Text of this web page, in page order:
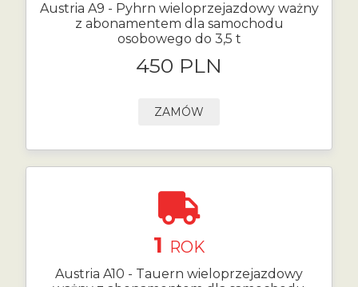
Austria A9 - Pyhrn wieloprzejazdowy ważny
z abonamentem dla samochodu
osobowego do 3,5 t
450 PLN
ZAMÓW
1 ROK
Austria A10 - Tauern wieloprzejazdowy